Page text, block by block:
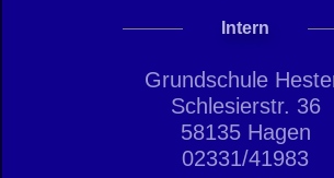
Intern
Grundschule
Schlesierstr. 36
58135 Hagen
02331/41983